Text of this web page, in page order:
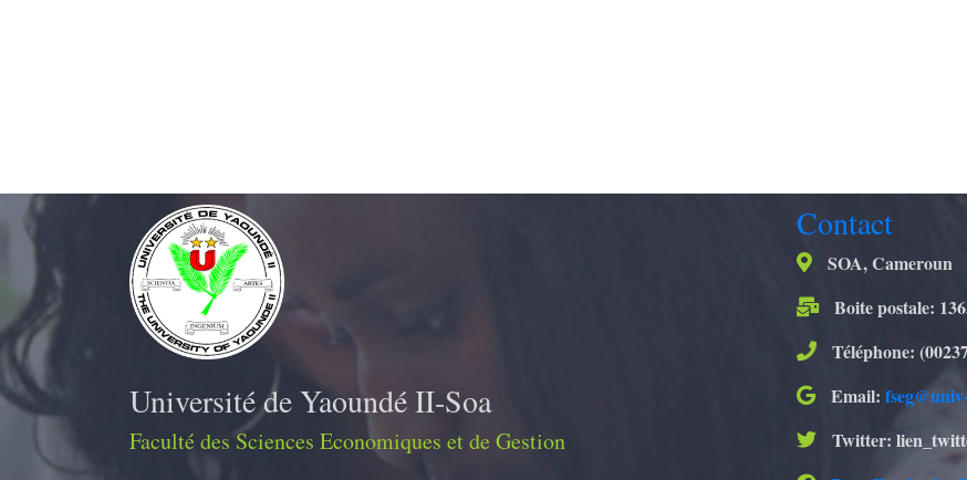
Université de Yaoundé II-Soa
Faculté des Sciences Economiques et de Gestion
Contact
SOA, Cameroun
Boite postale:
Téléphone:
Email:
Twitter: